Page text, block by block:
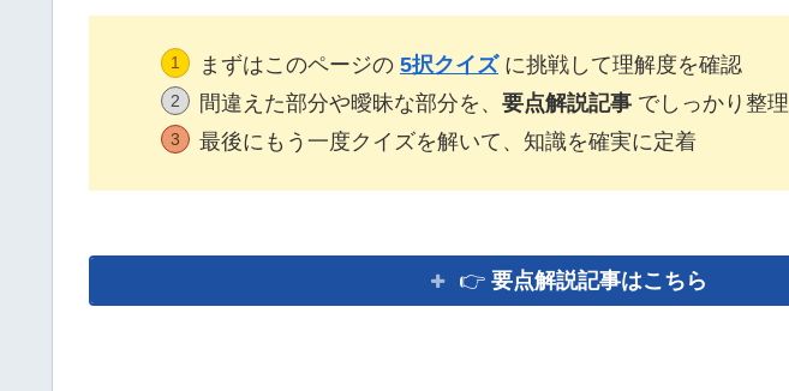
まずはこのページの 5択クイズに挑戦して理解度を確認
間違えた部分や曖昧な部分を、 要点解説記事でしっかり整理
最後にもう一度クイズを解いて、知識を確実に定着
👉 要点解説記事はこちら